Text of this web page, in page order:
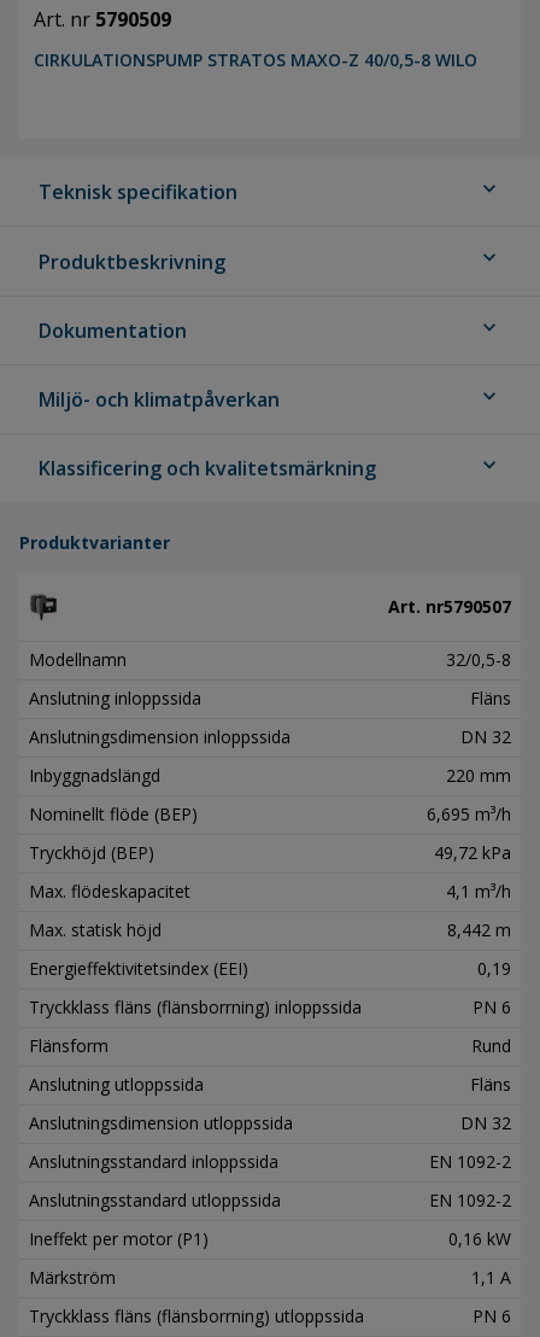
Art. nr 5790509
CIRKULATIONSPUMP STRATOS MAXO-Z 40/0,5-8 WILO
Teknisk specifikation expand_more
Produktbeskrivning expand_more
Dokumentation expand_more
Miljö- och klimatpåverkan expand_more
Klassificering och kvalitetsmärkning expand_more
Produktvarianter
Art. nr5790507
Modellnamn
32/0,5-8
Anslutning inloppssida
Fläns
Anslutningsdimension inloppssida
DN 32
Inbyggnadslängd
220 mm
Nominellt flöde (BEP)
6,695 m³/h
Tryckhöjd (BEP)
49,72 kPa
Max. flödeskapacitet
4,1 m³/h
Max. statisk höjd
8,442 m
Energieffektivitetsindex (EEI)
0,19
Tryckklass fläns (flänsborrning) inloppssida
PN 6
Flänsform
Rund
Anslutning utloppssida
Fläns
Anslutningsdimension utloppssida
DN 32
Anslutningsstandard inloppssida
EN 1092-2
Anslutningsstandard utloppssida
EN 1092-2
Ineffekt per motor (P1)
0,16 kW
Märkström
1,1 A
Tryckklass fläns (flänsborrning) utloppssida
PN 6